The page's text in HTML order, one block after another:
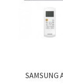
SAMSUNG